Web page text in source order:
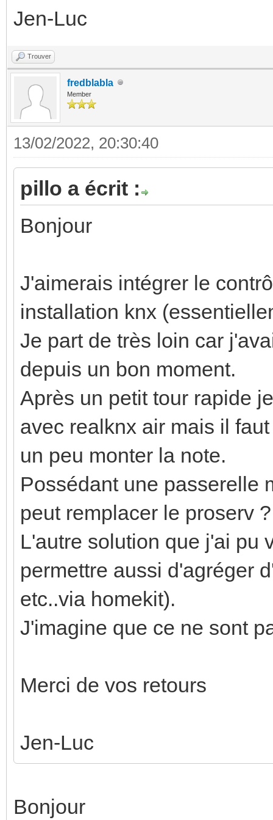
Jen-Luc
Trouver
fredblabla
Member
13/02/2022, 20:30:40
pillo a écrit :
Bonjour
J'aimerais intégrer le
installation knx
Je part de très loin car
depuis un bon moment.
Après un petit tour rapide
avec realknx air mais il
un peu monter la note.
Possédant une passerelle
peut remplacer le proserv ?
L'autre solution que j'ai pu
permettre aussi d'agréger
etc..via homekit).
J'imagine que ce ne sont
Merci de vos retours
Jen-Luc
Bonjour